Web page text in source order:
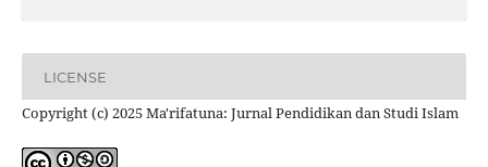
LICENSE
Copyright (c) 2025 Ma'rifatuna: Jurnal Pendidikan dan Studi Islam